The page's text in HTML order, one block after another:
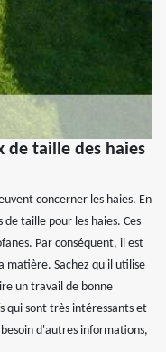
de taille des haies
concerner les haies. En
taille pour les haies. Ces
Par conséquent, il est
matière. Sachez qu'il utilise
un travail de bonne
qui sont très intéressants et
besoin d'autres informations,